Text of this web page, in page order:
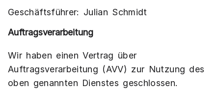
Geschäftsführer: Julian Schmidt
Auftragsverarbeitung
Wir haben einen Vertrag über
Auftragsverarbeitung (AVV) zur Nutzung des
oben genannten Dienstes geschlossen.